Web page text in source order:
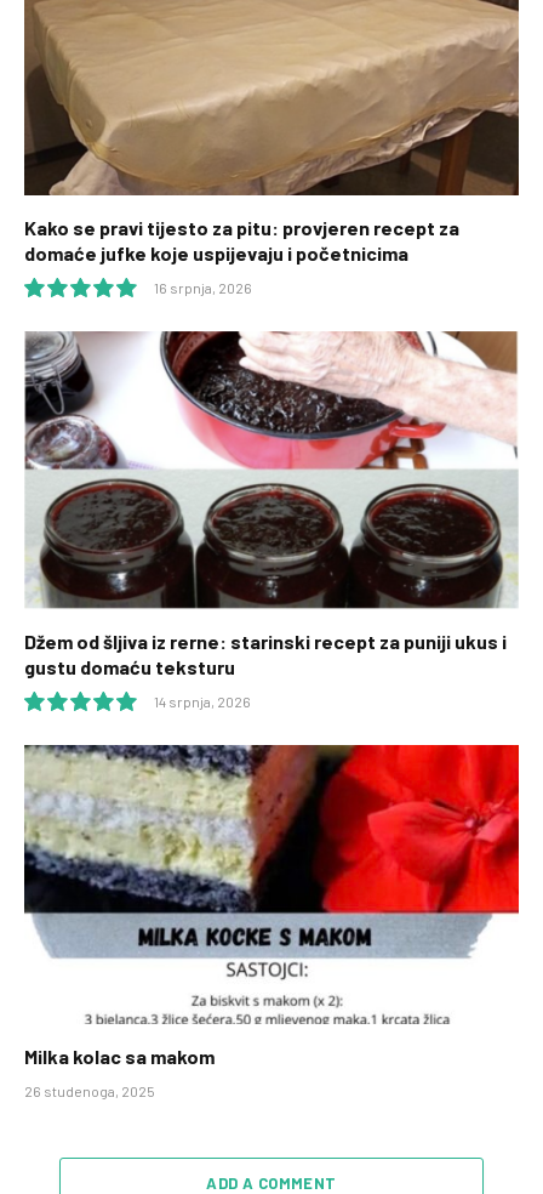
Kako se pravi tijesto za pitu: provjeren recept za
domaće jufke koje uspijevaju i početnicima
10.0
16 srpnja, 2026
Džem od šljiva iz rerne: starinski recept za puniji ukus i
gustu domaću teksturu
10.0
14 srpnja, 2026
Milka kolac sa makom
26 studenoga, 2025
ADD A COMMENT